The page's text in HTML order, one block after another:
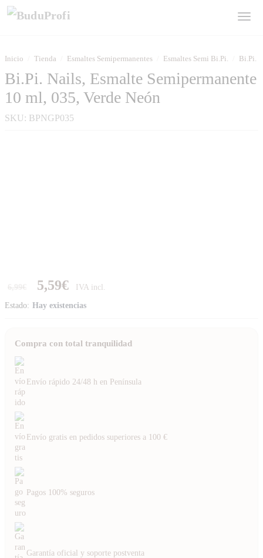
Inicio Tienda Esmaltes Semipermanentes Esmaltes Semi Bi.Pi. Bi.Pi.
Bi.Pi. Nails, Esmalte Semipermanente
10 ml, 035, Verde Neón
SKU: BPNGP035
6,99€ 5,59€
Estado: Hay existencias
Compra con total tranquilidad
Envío rápido 24/48 h en Península
Envío gratis en pedidos superiores a 100 €
Pagos 100% seguros
Garantía oficial y soporte postventa